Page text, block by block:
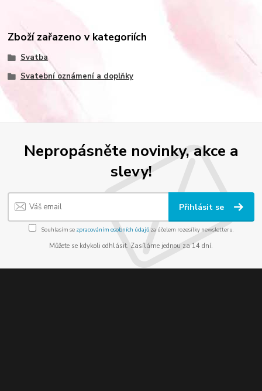
Zboží zařazeno v kategoriích
Svatba
Svatební oznámení a doplňky
Nepropásněte novinky, akce a
slevy!
Přihlásit se
Souhlasím se zpracováním osobních údajůza účelem rozesílky newsletteru.
Můžete se kdykoli odhlásit. Zasíláme jednou za 14 dní.